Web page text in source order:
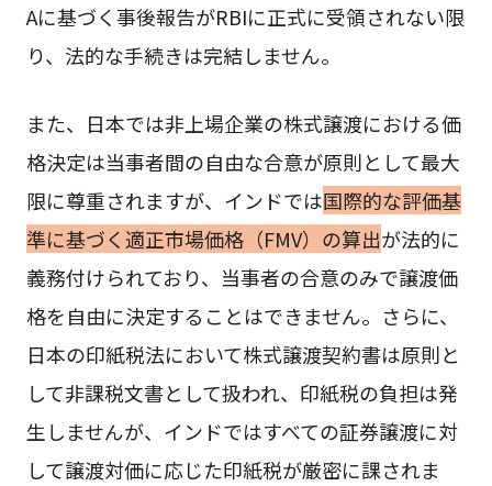
Aに基づく事後報告がRBIに正式に受領されない限
り、法的な手続きは完結しません。
また、日本では非上場企業の株式譲渡における価
格決定は当事者間の自由な合意が原則として最大
限に尊重されますが、インドでは国際的な評価基
準に基づく適正市場価格（FMV）の算出が法的に
義務付けられており、当事者の合意のみで譲渡価
格を自由に決定することはできません。さらに、
日本の印紙税法において株式譲渡契約書は原則と
して非課税文書として扱われ、印紙税の負担は発
生しませんが、インドではすべての証券譲渡に対
して譲渡対価に応じた印紙税が厳密に課されま